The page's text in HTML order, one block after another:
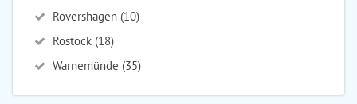
Rövershagen (10)
Rostock (18)
Warnemünde (35)